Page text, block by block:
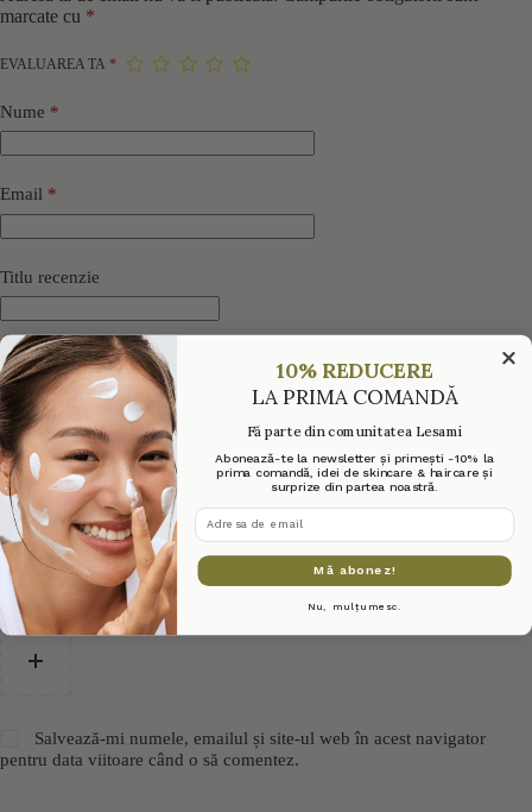
marcate cu *
EVALUAREA TA *
Nume *
Email *
Titlu recenzie
Recenzia ta*
Încarcă imagine (Opțional)
Salvează-mi numele, emailul și site-ul web în acest navigator
pentru data viitoare când o să comentez.
10% REDUCERE
LA PRIMA COMANDĂ
Fă parte din comunitatea Lesami
Abonează-te la newsletter și primești -10% la
prima comandă, idei de skincare & haircare și
surprize din partea noastră.
adresa de email
Mă abonez!
Nu, mulțumesc.